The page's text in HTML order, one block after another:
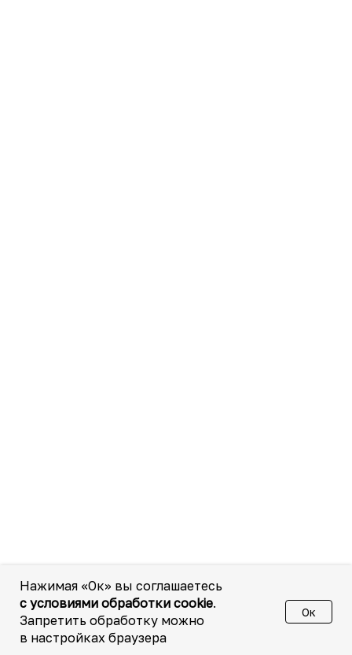
Нажимая «Ок» вы соглашаетесь
с условиями обработки cookie.
Запретить обработку можно
в настройках браузера
Ок